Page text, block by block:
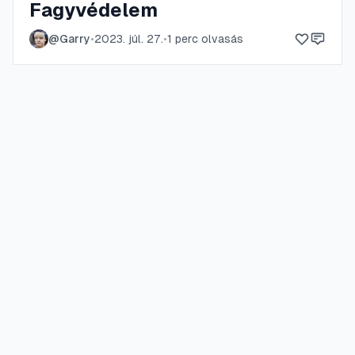
Fagyvédelem
@Garry•2023. júl. 27.•1 perc olvasás